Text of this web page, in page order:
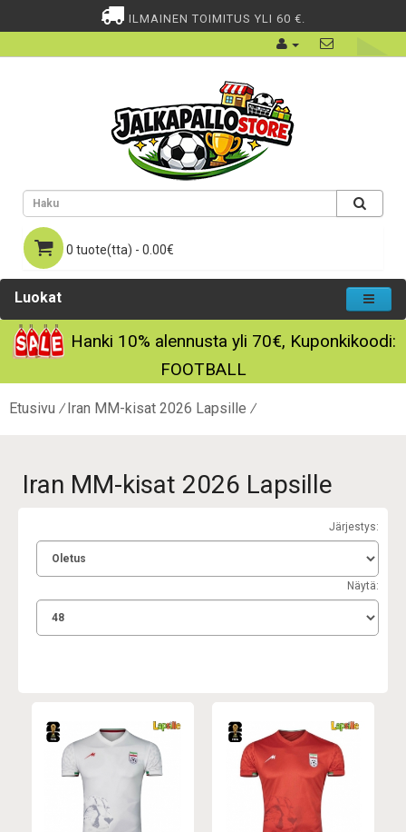
ILMAINEN TOIMITUS YLI 60 €.
0 tuote(tta) - 0.00€
Luokat
Hanki 10% alennusta yli 70€, Kuponkikoodi:
FOOTBALL
Etusivu Iran MM-kisat 2026 Lapsille
Iran MM-kisat 2026 Lapsille
Järjestys:
Näytä: